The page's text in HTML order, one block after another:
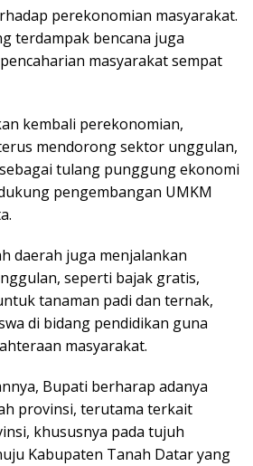
perekonomian masyarakat.
terdampak bencana juga
masyarakat sempat
kembali perekonomian,
mendorong sektor unggulan,
tulang punggung ekonomi
pengembangan UMKM
daerah juga menjalankan
seperti bajak gratis,
tanaman padi dan ternak,
di bidang pendidikan guna
masyarakat.
Bupati berharap adanya
provinsi, terutama terkait
khususnya pada tujuh
Kabupaten Tanah Datar yang